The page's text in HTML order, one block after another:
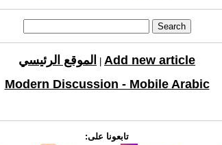
الموقع الرئيسي
Add new article
Modern Discussion - Mobile Arabic
تابعونا على: